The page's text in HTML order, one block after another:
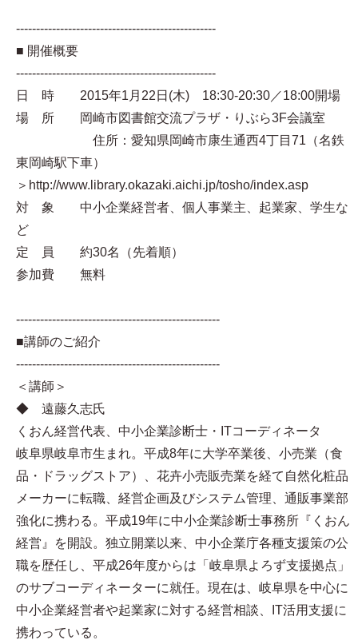
--------------------------------------------------
■ 開催概要
--------------------------------------------------
日 時 2015年1月22日(木) 18:30-20:30／18:00開場
場 所 岡崎市図書館交流プラザ・りぶら3F会議室
住所：愛知県岡崎市康生通西4丁目71（名鉄
東岡崎駅下車）
＞http://www.library.okazaki.aichi.jp/tosho/index.asp
対 象 中小企業経営者、個人事業主、起業家、学生な
ど
定 員 約30名（先着順）
参加費 無料
---------------------------------------------------
■講師のご紹介
---------------------------------------------------
＜講師＞
◆ 遠藤久志氏
くおん経営代表、中小企業診断士・ITコーディネータ
岐阜県岐阜市生まれ。平成8年に大学卒業後、小売業（食
品・ドラッグストア）、花卉小売販売業を経て自然化粧品
メーカーに転職、経営企画及びシステム管理、通販事業部
強化に携わる。平成19年に中小企業診断士事務所『くおん
経営』を開設。独立開業以来、中小企業庁各種支援策の公
職を歴任し、平成26年度からは「岐阜県よろず支援拠点」
のサブコーディネーターに就任。現在は、岐阜県を中心に
中小企業経営者や起業家に対する経営相談、IT活用支援に
携わっている。